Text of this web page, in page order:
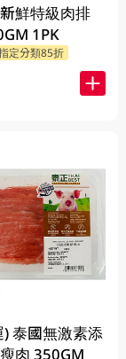
鮮特級肉排
1PK
定分類85折
泰國無激素添
肉 350GM